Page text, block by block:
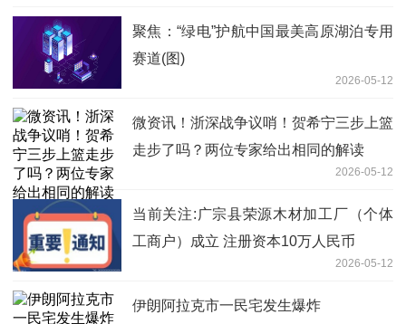
聚焦：“绿电”护航中国最美高原湖泊专用
赛道(图)
2026-05-12
微资讯！浙深战争议哨！贺希宁三步上篮
走步了吗？两位专家给出相同的解读
2026-05-12
当前关注:广宗县荣源木材加工厂（个体
工商户）成立 注册资本10万人民币
2026-05-12
伊朗阿拉克市一民宅发生爆炸